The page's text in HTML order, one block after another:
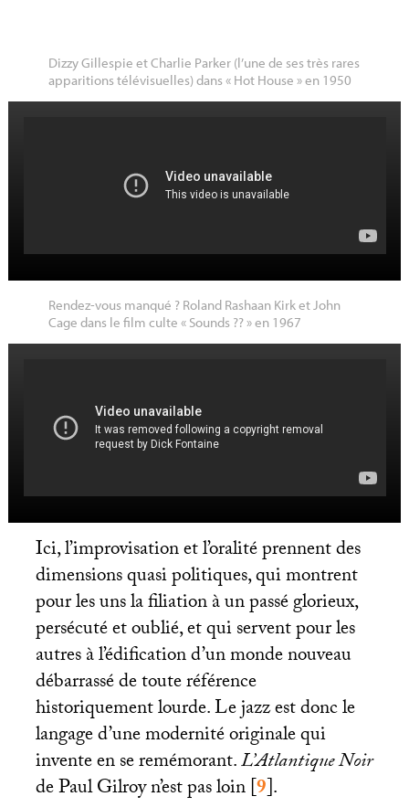
Dizzy Gillespie et Charlie Parker (l’une de ses très rares
apparitions télévisuelles) dans « Hot House » en 1950
Rendez-vous manqué ? Roland Rashaan Kirk et John
Cage dans le film culte « Sounds ??» en 1967
Ici, l’improvisation et l’oralité prennent des
dimensions quasi politiques, qui montrent
pour les uns la filiation à un passé glorieux,
persécuté et oublié, et qui servent pour les
autres à l’édification d’un monde nouveau
débarrassé de toute référence
historiquement lourde. Le jazz est donc le
langage d’une modernité originale qui
invente en se remémorant.L’Atlantique Noir
de Paul Gilroy n’est pas loin[9].